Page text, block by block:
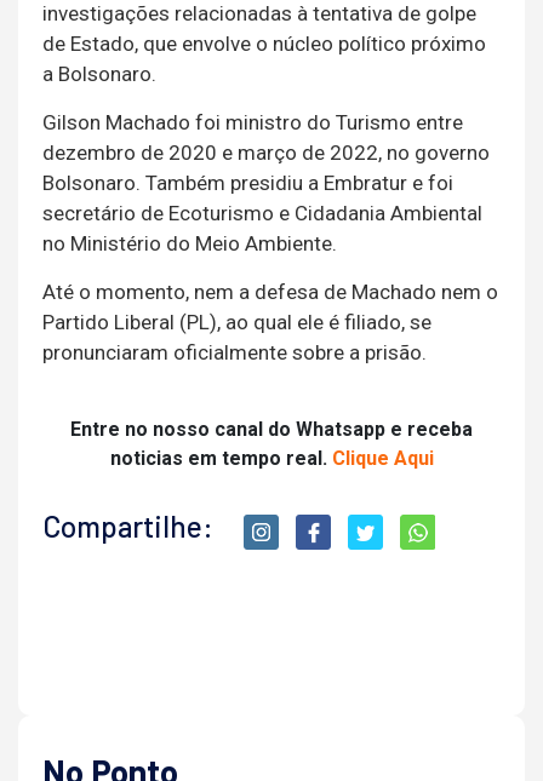
investigações relacionadas à tentativa de golpe
de Estado, que envolve o núcleo político próximo
a Bolsonaro.
Gilson Machado foi ministro do Turismo entre
dezembro de 2020 e março de 2022, no governo
Bolsonaro. Também presidiu a Embratur e foi
secretário de Ecoturismo e Cidadania Ambiental
no Ministério do Meio Ambiente.
Até o momento, nem a defesa de Machado nem o
Partido Liberal (PL), ao qual ele é filiado, se
pronunciaram oficialmente sobre a prisão.
Entre no nosso canal do Whatsapp e receba
noticias em tempo real. Clique Aqui
Compartilhe:
No Ponto